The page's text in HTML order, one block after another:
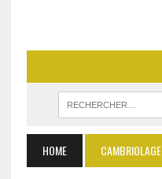
HOME CAMBRIOLAGE